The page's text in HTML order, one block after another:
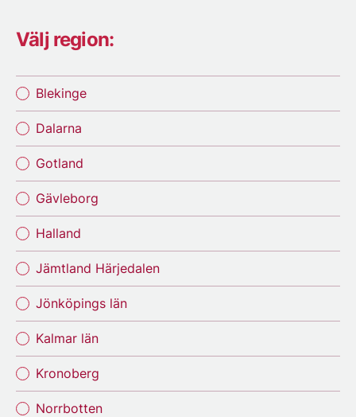
Välj region:
Blekinge
Dalarna
Gotland
Gävleborg
Halland
Jämtland Härjedalen
Jönköpings län
Kalmar län
Kronoberg
Norrbotten